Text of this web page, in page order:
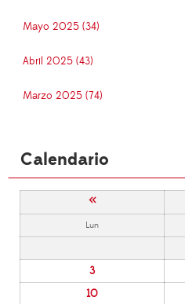
Mayo 2025 (34)
Abril 2025 (43)
Marzo 2025 (74)
Calendario
«
Lun
3
10